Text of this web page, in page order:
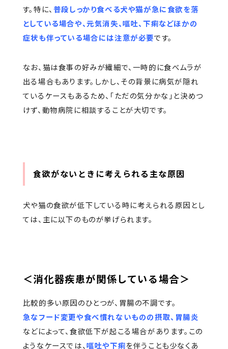
す。特に、 普段しっかり食べる犬や猫が急に食欲を落
としている場合や、元気消失、嘔吐、下痢などほかの
症状も伴っている場合には注意が必要です。
なお、猫は食事の好みが繊細で、一時的に食べムラが
出る場合もあります。しかし、その背景に病気が隠れ
ているケースもあるため、「ただの気分かな」と決めつ
けず、動物病院に相談することが大切です。
食欲がないときに考えられる主な原因
犬や猫の食欲が低下している時に考えられる原因とし
ては、主に以下のものが挙げられます。
＜消化器疾患が関係している場合＞
比較的多い原因のひとつが、胃腸の不調です。
急なフード変更や食べ慣れないものの摂取、胃腸炎
などによって、食欲低下が起こる場合があります。この
ようなケースでは、嘔吐や下痢を伴うことも少なくあ